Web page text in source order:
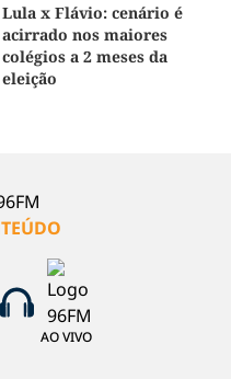
Lula x Flávio: cenário é
acirrado nos maiores
colégios a 2 meses da
eleição
AO VIVO